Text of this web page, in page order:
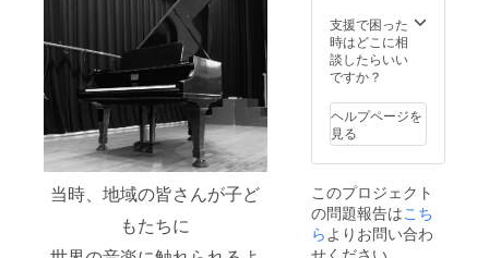
当時、地域の皆さんが子ど
もたちに
してい
ます。
・その
他：
の視聴
望の場
合はご
方は備
考欄に
DVD希
望とご
サート
の動画
をお届
けしま
・収録
時間：
約30～
40分
方法：
Web配
信での
ご提供
名前の
掲載、
企業名
での掲
◆「フ
ォイ
リッヒ
のつど
ンサー
ト動画
配信 ・
内容：
希望の
方は備
考欄に
掲載す
前をご
記入く
ださ
い。 ・
間：掲
載期間
は2024
年2月か
支援で困った
時はどこに相
談したらいい
ですか？
ヘルプページを
見る
このプロジェクト
の問題報告はこち
らよりお問い合わ